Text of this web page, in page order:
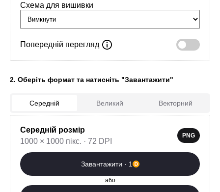
0
Додаткові послуги
Схема для вишивки
Попередній перегляд
2. Оберіть формат та натисніть "Завантажити"
Середній Великий Векторний
Середній розмір
1000 × 1000 пікс. · 72 DPI
PNG
Завантажити · 1
або